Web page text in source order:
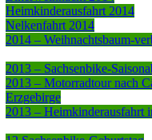
Heimkinderausfahrt 2014
Nelkenfahrt 2014
2014 – Weihnachtsbaum-
2013 – Sachsenbike-
2013 – Motorradtour nach
Erzgebirge
2013 – Heimkinderausfahrt